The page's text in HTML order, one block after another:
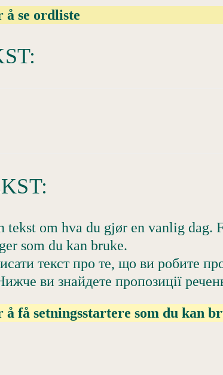
se ordliste
tekst om hva du gjør en vanlig
som du kan bruke.
текст про те, що ви робите
ви знайдете пропозиції
få setningsstartere som du kan